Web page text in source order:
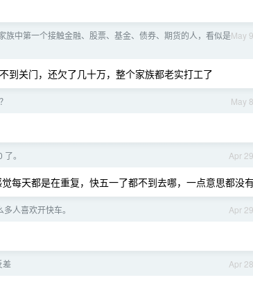
May 9
族中第一个接触金融、股票、基金、债券、期货的人，看似是
到关门，还欠了几十万，整个家族都老实打工了
May 8
Apr 29
。
每天都是在重复，快五一了都不到去哪，一点意思都没
Apr 29
人喜欢开快车。
Apr 28
差